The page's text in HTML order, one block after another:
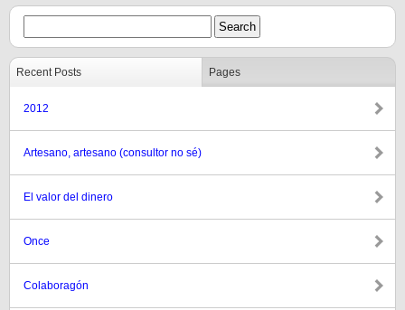
Recent Posts Pages
2012
Artesano, artesano (consultor no sé)
El valor del dinero
Once
Colaboragón